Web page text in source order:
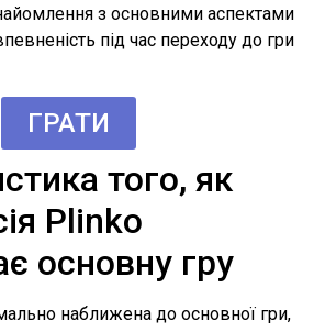
з основними аспектами
під час переходу до гри
ГРАТИ
того, як
Рlinko
основну гру
наближена до основної гри,